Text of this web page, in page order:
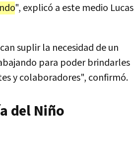
", explicó a este medio Lucas
suplir la necesidad de un
para poder brindarles
y colaboradores", confirmó.
del Niño